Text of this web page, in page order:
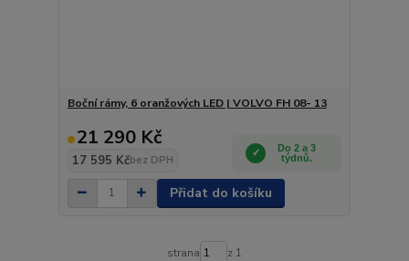
Boční rámy, 6 oranžových LED | VOLVO FH 08- 13
21 290 Kč
17 595 Kčbez DPH
Do 2 a 3
týdnů.
Přidat do košíku
strana z 1